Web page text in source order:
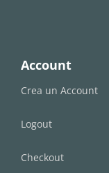
Account
Crea un Account
Logout
Checkout